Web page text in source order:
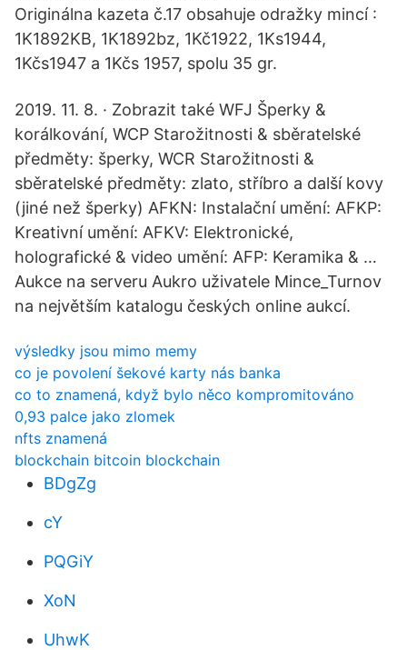
Originálna kazeta č.17 obsahuje odražky mincí :
1K1892KB, 1K1892bz, 1Kč1922, 1Ks1944,
1Kčs1947 a 1Kčs 1957, spolu 35 gr.
2019. 11. 8. · Zobrazit také WFJ Šperky &
korálkování, WCP Starožitnosti & sběratelské
předměty: šperky, WCR Starožitnosti &
sběratelské předměty: zlato, stříbro a další kovy
(jiné než šperky) AFKN: Instalační umění: AFKP:
Kreativní umění: AFKV: Elektronické,
holografické & video umění: AFP: Keramika & …
Aukce na serveru Aukro uživatele Mince_Turnov
na největším katalogu českých online aukcí.
výsledky jsou mimo memy
co je povolení šekové karty nás banka
co to znamená, když bylo něco kompromitováno
0,93 palce jako zlomek
nfts znamená
blockchain bitcoin blockchain
BDgZg
cY
PQGiY
XoN
UhwK